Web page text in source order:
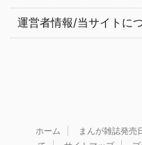
運営者情報/当サイトに
ホーム まんが雑誌発売